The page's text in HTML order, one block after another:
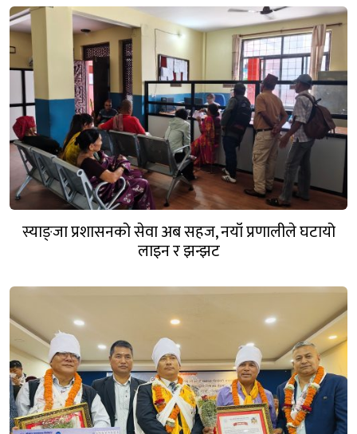
स्याङ्जा प्रशासनको सेवा अब सहज, नयाँ प्रणालीले घटायो
लाइन र झन्झट